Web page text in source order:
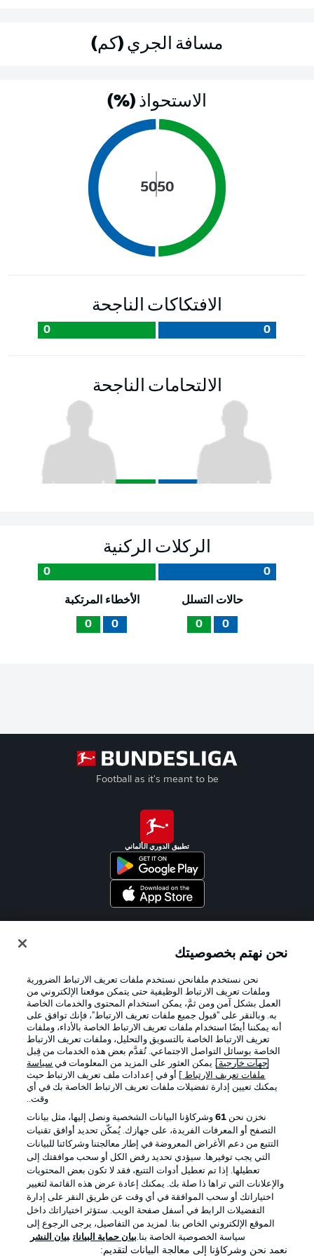
مسافة الجري (كم)
الاستحواذ (%)
50
50
الافتكاكات الناجحة
0
0
الالتحامات الناجحة
الركلات الركنية
0
0
حالات التسلل
0
0
الأخطاء المرتكبة
0
0
Football as it's meant to be
تطبيق الدوري الألماني
الإعلانات الإخطارات القانونية
شروط الاستخدام الوظائف
جهة النشر تواصل معنا
اللاعبون
نحن نهتم بخصوصيتك
نحن نستخدم ملفانحن نستخدم ملفات تعريف الارتباط الضرورية
وملفات تعريف الارتباط الوظيفية حتى يتمكن موقعنا الإلكتروني من
العمل بشكل آمن ومن ثمَّ، يمكن استخدام المحتوى والخدمات الخاصة
به. وبالنقر على "قبول جميع ملفات تعريف الارتباط"، فإنك توافق على
أنه يمكننا أيضًا استخدام ملفات تعريف الارتباط الخاصة بالأداء، وملفات
تعريف الارتباط الخاصة بالتسويق والتحليل، وملفات تعريف الارتباط
الخاصة بوسائل التواصل الاجتماعي. تُقدَّم بعض هذه الخدمات من قِبل
جهات خارجية . يمكن العثور على المزيد من المعلومات في سياسة
ملفات تعريف الارتباط
] أو في إعدادات ملف تعريف الارتباط حيث
يمكنك تعيين إدارة تفضيلات ملفات تعريف الارتباط الخاصة بك في أي
وقت..
نخزن نحن 61وشركاؤنا البيانات الشخصية ونصل إليها، مثل بيانات
التصفح أو المعرفات الفريدة، على جهازك. يُمكّن تحديد أوافق تقنيات
التتبع من دعم الأغراض المعروضة في إطار معالجتنا وشركائنا للبيانات
التي يجب توفيرها. سيؤدي تحديد رفض الكل أو سحب موافقتك إلى
تعطيلها. إذا تم تعطيل أدوات التتبع، فقد لا تكون بعض المحتويات
والإعلانات التي تراها ذا صلة بك. يمكنك إعادة عرض هذه القائمة لتغيير
اختياراتك أو سحب الموافقة في أي وقت عن طريق النقر على إدارة
التفضيلات الرابط في أسفل صفحة الويب. ستؤثر اختياراتك داخل
الموقع الإلكتروني الخاص بنا. لمزيد من التفاصيل، يرجى الرجوع إلى
سياسة الخصوصية الخاصة بنا.بيان حماية البيانات بيان النشر
نعمد نحن وشركاؤنا إلى معالجة البيانات لتقديم: